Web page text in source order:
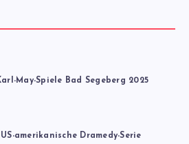
May-Spiele Bad Segeberg 2025
US-amerikanische Dramedy-Serie